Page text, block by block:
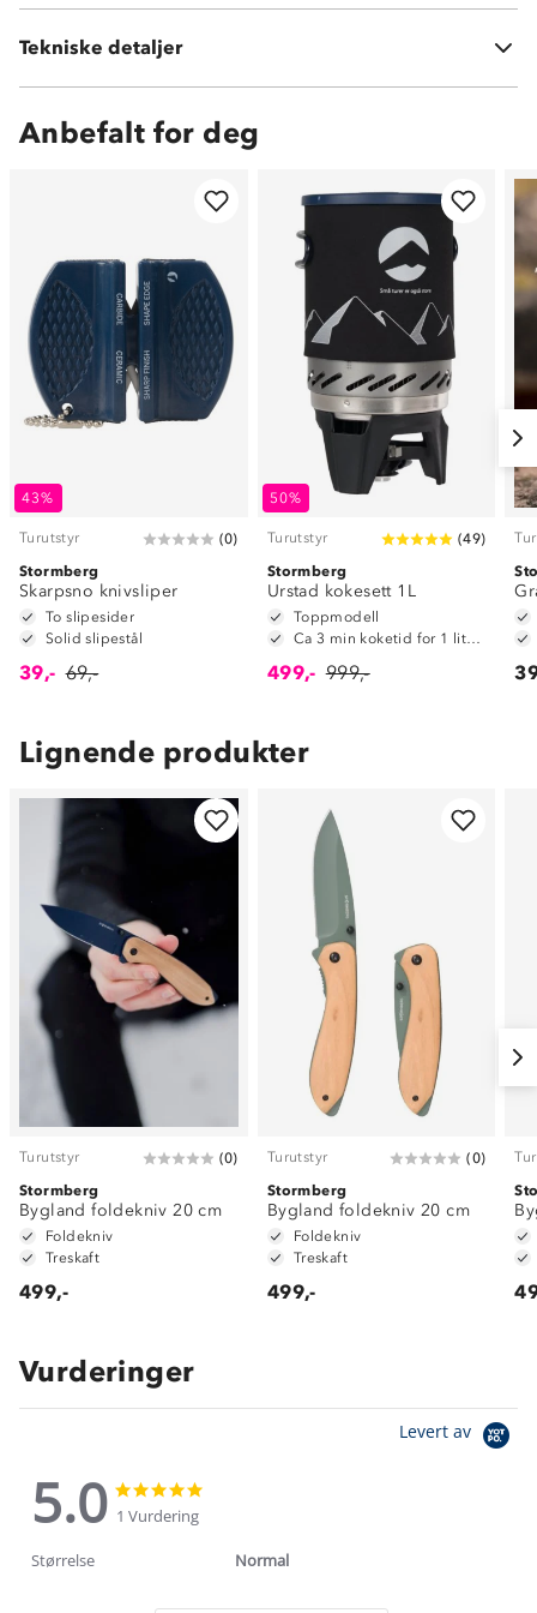
Tekniske detaljer
Vekt:95 gram
Anbefalt for deg
43%
Turutstyr (0)
Stormberg
Skarpsno knivsliper
To slipesider
Solid slipestål
39,- 69,-
50%
Turutstyr (49)
Stormberg
Urstad kokesett 1L
Toppmodell
499,- 999,-
Lignende produkter
Turutstyr (0)
Stormberg
Bygland foldekniv 20 cm
Foldekniv
Treskaft
499,-
Turutstyr (0)
Stormberg
Bygland foldekniv 20 cm
Foldekniv
Treskaft
499,-
Vurderinger
Levert av
5.0
5.0
star
rating
1 Vurdering
Størrelse Normal